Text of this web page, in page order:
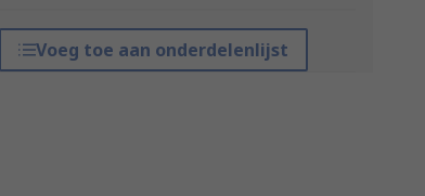
Voeg toe aan onderdelenlijst